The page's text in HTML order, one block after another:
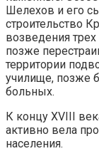
Шелехов и его
строительство
возведения
позже
территории
училище, позже
больных.
К концу XVIII
активно вела
населения.